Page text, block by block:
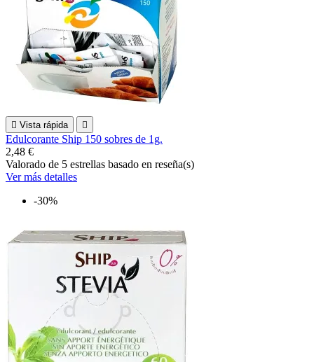
 Vista rápida 
Edulcorante Ship 150 sobres de 1g.
2,48 €
Valorado de 5 estrellas basado en reseña(s)
Ver más detalles
-30%